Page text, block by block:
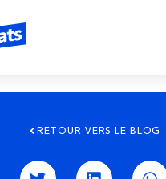
RETOUR VERS LE BLOG